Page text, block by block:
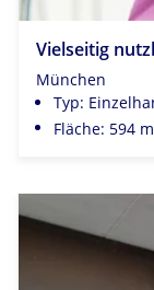
Vielseitig
München
Typ:
Fläche: 594 m